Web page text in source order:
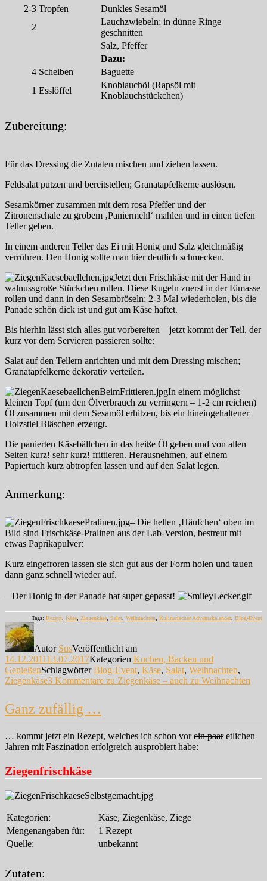
2-3 Tropfen
Dunkles Sesamöl
2
Lauchzwiebeln; in dünne Ringe
geschnitten
Salz, Pfeffer
Dazu:
4 Scheiben
Baguette
1 Esslöffel
Knoblauchöl (Rapsöl mit
Knoblauchstückchen)
Zubereitung:
Für das Dressing die Zutaten mischen und ziehen lassen.
Feldsalat putzen und bereitstellen; Granatapfelkerne auslösen.
Sesamkörner zusammen mit dem rosa Pfeffer und der
Zitronenschale zu grobem ‚Paniermehl‘ mahlen und in einen tiefen
Teller geben.
In einem anderen Teller das Ei mit Honig und Salz gleichmäßig
verrühren. Den Honig sollte man hier deutlich schmecken.
Jetzt den Frischkäse mit der Hand in
walnussgroße Stückchen rollen. Diese Kugeln zuerst in der Eimasse
rollen und dann in den Sesambröseln; 2-3 Mal wiederholen, bis die
Panade schön dick ist und gut am Käse haftet.
Bis hierhin lässt sich alles gut vorbereiten – jetzt kommt der Teil, der
kurz vor dem Servieren passieren sollte:
Salat auf den Tellern anrichten und mit dem Dressing mischen;
Granatapfelkerne dekorativ verteilen.
In einem möglichst
kleinen Topf (um den Ölverbrauch zu verringern – 1-2 cm reichen)
Öl zusammen mit dem Sesamöl erhitzen, bis ein hineingehaltener
Holzstiel Bläschen erzeugt.
Die panierten Käsebällchen in das heiße Öl geben und von allen
Seiten kurz! sehr kurz! frittieren. Herausnehmen, auf einem
Papiertuch kurz abtropfen lassen und auf den Salat legen.
Anmerkung:
– Die hellen ‚Häufchen‘ oben im
Bild sind Frischkäse-Pralinen aus der Lab-Version, bestreut mit
etwas Paprikapulver:
Kurz eingefroren lassen sie sich gut aus der Form holen und tauen
dann ganz schnell wieder auf.
– Der Honig in der Panade hat super gepasst!
Tags: Rezept Käse Ziegenkäse Salat Weihnachten Kulinarischer Adventskalender, Blog-Event
Autor SusVeröffentlicht am
14.12.201113.07.2017Kategorien Kochen, Backen und
GenießenSchlagwörterBlog-Event, Käse, Salat, Weihnachten,
Ziegenkäse3 Kommentare zu Ziegenkäse – auch zu Weihnachten
Ganz zufällig …
… kommt jetzt ein Rezept, welches ich schon vorein paaretlichen
Jahren mit Faszination erfolgreich ausprobiert habe:
Ziegenfrischkäse
Kategorien:
Käse, Ziegenkäse, Ziege
Mengenangaben für:
1 Rezept
Quelle:
unbekannt
Zutaten: